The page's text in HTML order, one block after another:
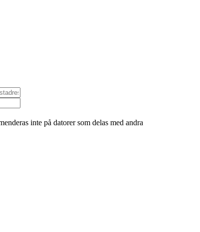
inte på datorer som delas med andra